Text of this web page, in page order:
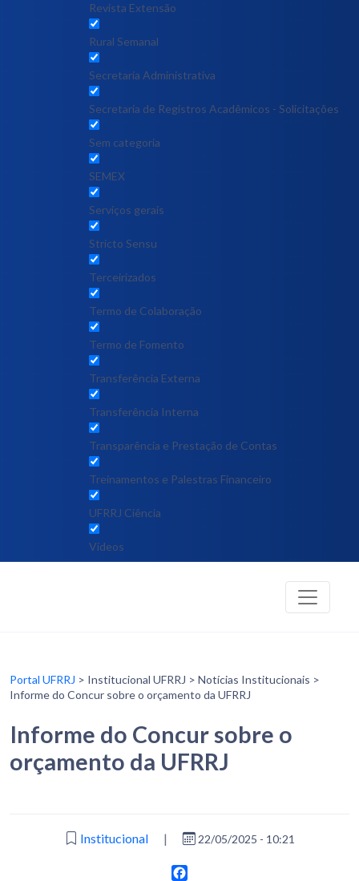
Revista Extensão
Rural Semanal
Secretaria Administrativa
Secretaria de Registros Acadêmicos - Solicitações
Sem categoria
SEMEX
Serviços gerais
Stricto Sensu
Terceirizados
Termo de Colaboração
Termo de Fomento
Transferência Externa
Transferência Interna
Transparência e Prestação de Contas
Treinamentos e Palestras Financeiro
UFRRJ Ciência
Vídeos
Portal UFRRJ > Institucional UFRRJ > Notícias Institucionais >
Informe do Concur sobre o orçamento da UFRRJ
Informe do Concur sobre o
orçamento da UFRRJ
Institucional | 22/05/2025 - 10:21